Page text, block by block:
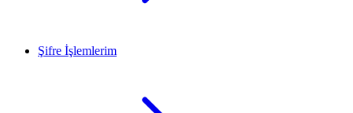
Şifre İşlemlerim